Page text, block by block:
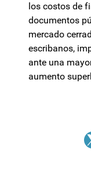
los costos de
documentos
mercado
escribanos,
ante una
aumento